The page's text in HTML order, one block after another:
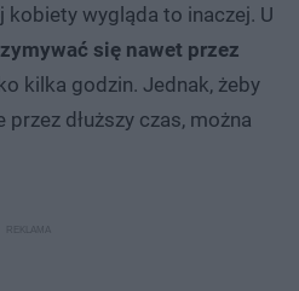
kobiety wygląda to inaczej. U
się nawet przez
kilka godzin. Jednak, żeby
dłuższy czas, można